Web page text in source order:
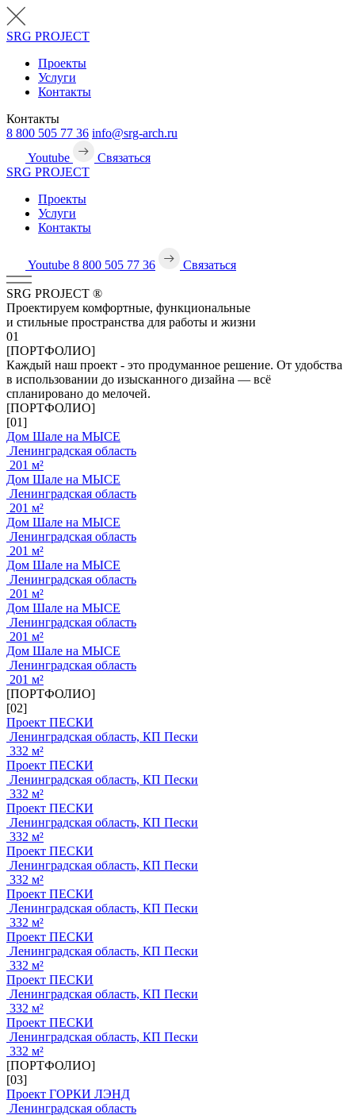
SRG PROJECT
Проекты
Услуги
Контакты
Контакты
8 800 505 77 36 info@srg-arch.ru
Youtube
Связаться
SRG PROJECT
Проекты
Услуги
Контакты
Youtube 8 800 505 77 36 Связаться
SRG PROJECT ®
Проектируем комфортные, функциональные
и стильные пространства для работы и жизни
01
[ПОРТФОЛИО]
Каждый наш проект - это продуманное решение. От удобства
в использовании до изысканного дизайна — всё
спланировано до мелочей.
[ПОРТФОЛИО]
[01]
Дом Шале на МЫСЕ
Ленинградская область
201 м²
Дом Шале на МЫСЕ
Ленинградская область
201 м²
Дом Шале на МЫСЕ
Ленинградская область
201 м²
Дом Шале на МЫСЕ
Ленинградская область
201 м²
Дом Шале на МЫСЕ
Ленинградская область
201 м²
Дом Шале на МЫСЕ
Ленинградская область
201 м²
[ПОРТФОЛИО]
[02]
Проект ПЕСКИ
Ленинградская область, КП Пески
332 м²
Проект ПЕСКИ
Ленинградская область, КП Пески
332 м²
Проект ПЕСКИ
Ленинградская область, КП Пески
332 м²
Проект ПЕСКИ
Ленинградская область, КП Пески
332 м²
Проект ПЕСКИ
Ленинградская область, КП Пески
332 м²
Проект ПЕСКИ
Ленинградская область, КП Пески
332 м²
Проект ПЕСКИ
Ленинградская область, КП Пески
332 м²
Проект ПЕСКИ
Ленинградская область, КП Пески
332 м²
[ПОРТФОЛИО]
[03]
Проект ГОРКИ ЛЭНД
Ленинградская область